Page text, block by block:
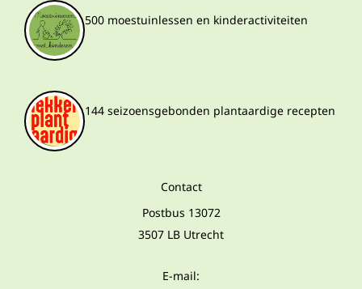
500 moestuinlessen en kinderactiviteiten
144 seizoensgebonden plantaardige recepten
Contact
Postbus 13072
3507 LB Utrecht
E-mail: